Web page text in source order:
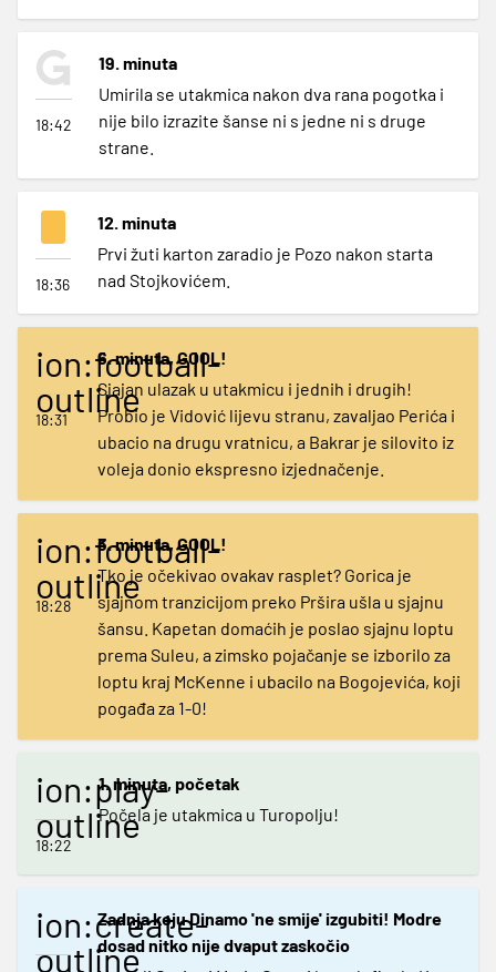
18:42
19. minuta
Umirila se utakmica nakon dva rana pogotka i
nije bilo izrazite šanse ni s jedne ni s druge
strane.
18:36
12. minuta
Prvi žuti karton zaradio je Pozo nakon starta
nad Stojkovićem.
ion:football-
outline
18:31
6. minuta, GOOL!
Sjajan ulazak u utakmicu i jednih i drugih!
Probio je Vidović lijevu stranu, zavaljao Perića i
ubacio na drugu vratnicu, a Bakrar je silovito iz
voleja donio ekspresno izjednačenje.
ion:football-
outline
18:28
3. minuta, GOOL!
Tko je očekivao ovakav rasplet? Gorica je
sjajnom tranzicijom preko Pršira ušla u sjajnu
šansu. Kapetan domaćih je poslao sjajnu loptu
prema Suleu, a zimsko pojačanje se izborilo za
loptu kraj McKenne i ubacilo na Bogojevića, koji
pogađa za 1-0!
ion:play-
outline
18:22
1. minuta, početak
Počela je utakmica u Turopolju!
ion:create-
outline
Zadnja koju Dinamo 'ne smije' izgubiti! Modre
dosad nitko nije dvaput zaskočio